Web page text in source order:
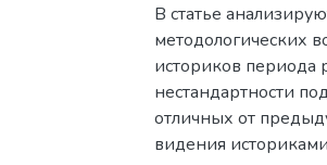
В статье
методологических
историков периода
нестандартности
отличных от
видения